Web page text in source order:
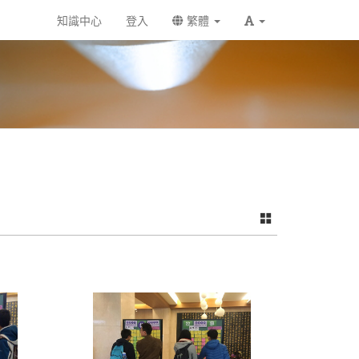
知識中心 登入 繁體